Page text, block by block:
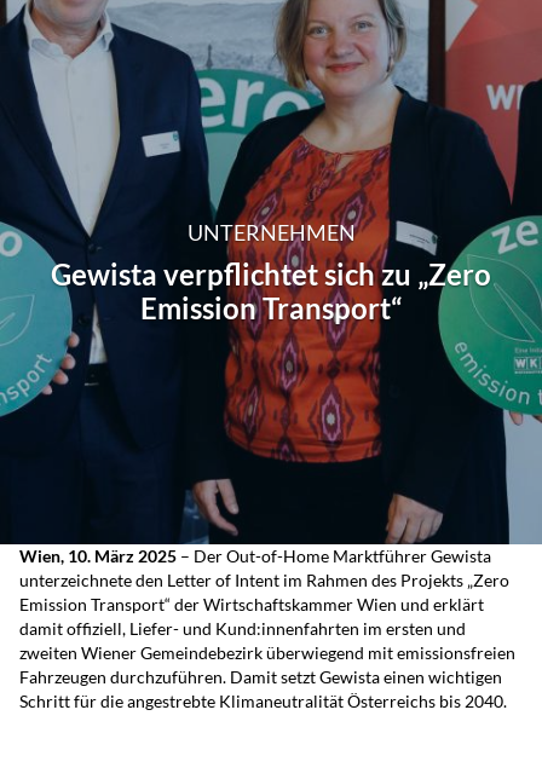
UNTERNEHMEN
Gewista verpflichtet sich zu „Zero
Emission Transport“
Wien, 10. März 2025 – Der Out-of-Home Marktführer Gewista
unterzeichnete den Letter of Intent im Rahmen des Projekts „Zero
Emission Transport“ der Wirtschaftskammer Wien und erklärt
damit offiziell, Liefer- und Kund:innenfahrten im ersten und
zweiten Wiener Gemeindebezirk überwiegend mit emissionsfreien
Fahrzeugen durchzuführen. Damit setzt Gewista einen wichtigen
Schritt für die angestrebte Klimaneutralität Österreichs bis 2040.